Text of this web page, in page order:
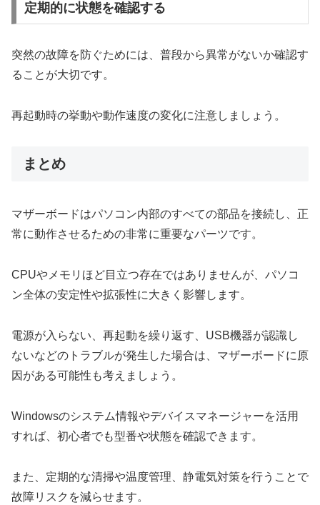
定期的に状態を確認する
突然の故障を防ぐためには、普段から異常がないか確認す
ることが大切です。
再起動時の挙動や動作速度の変化に注意しましょう。
まとめ
マザーボードはパソコン内部のすべての部品を接続し、正
常に動作させるための非常に重要なパーツです。
CPUやメモリほど目立つ存在ではありませんが、パソコ
ン全体の安定性や拡張性に大きく影響します。
電源が入らない、再起動を繰り返す、USB機器が認識し
ないなどのトラブルが発生した場合は、マザーボードに原
因がある可能性も考えましょう。
Windowsのシステム情報やデバイスマネージャーを活用
すれば、初心者でも型番や状態を確認できます。
また、定期的な清掃や温度管理、静電気対策を行うことで
故障リスクを減らせます。